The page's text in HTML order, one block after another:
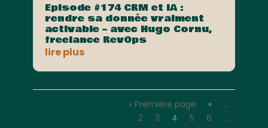
Episode #174 CRM et IA :
rendre sa donnée vraiment
activable – avec Hugo Cornu,
freelance RevOps
lire plus
« Première page «
…
2
3 4 5 6
…